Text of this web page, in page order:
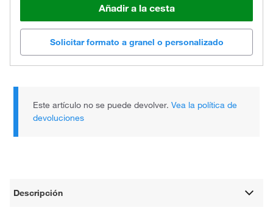
Añadir a la cesta
Solicitar formato a granel o personalizado
Este artículo no se puede devolver.Vea la política de
devoluciones
Descripción